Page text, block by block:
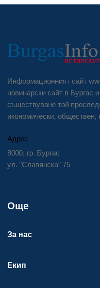
Информационният сайт
новинарски сайт в Бургас
съществуване той
икономически, обществен,
Адрес
8000, гр. Бургас
ул. "Славянска" 75
Още
За нас
Екип